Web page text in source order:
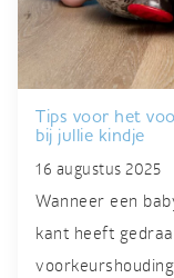
Tips voor het
bij jullie kindje
16 augustus 2025
Wanneer een
kant heeft